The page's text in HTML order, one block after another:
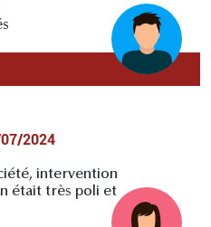
2024
intervention
était très poli et